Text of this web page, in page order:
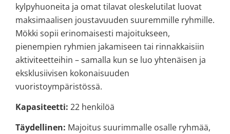
kylpyhuoneita ja omat tilavat oleskelutilat luovat
maksimaalisen joustavuuden suuremmille ryhmille.
Mökki sopii erinomaisesti majoitukseen,
pienempien ryhmien jakamiseen tai rinnakkaisiin
aktiviteetteihin – samalla kun se luo yhtenäisen ja
eksklusiivisen kokonaisuuden
vuoristoympäristössä.
Kapasiteetti: 22 henkilöä
Täydellinen: Majoitus suurimmalle osalle ryhmää,